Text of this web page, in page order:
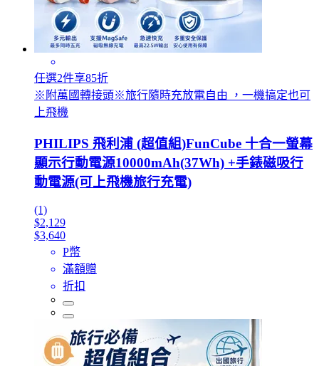
任選2件享85折
※附萬國轉接頭※旅行隨時充放電自由 ，一機搞定也可
上飛機
PHILIPS 飛利浦 (超值組)FunCube 十合一螢幕
顯示行動電源10000mAh(37Wh) +手錶磁吸行
動電源(可上飛機旅行充電)
(1)
$2,129
$3,640
P幣
滿額贈
折扣